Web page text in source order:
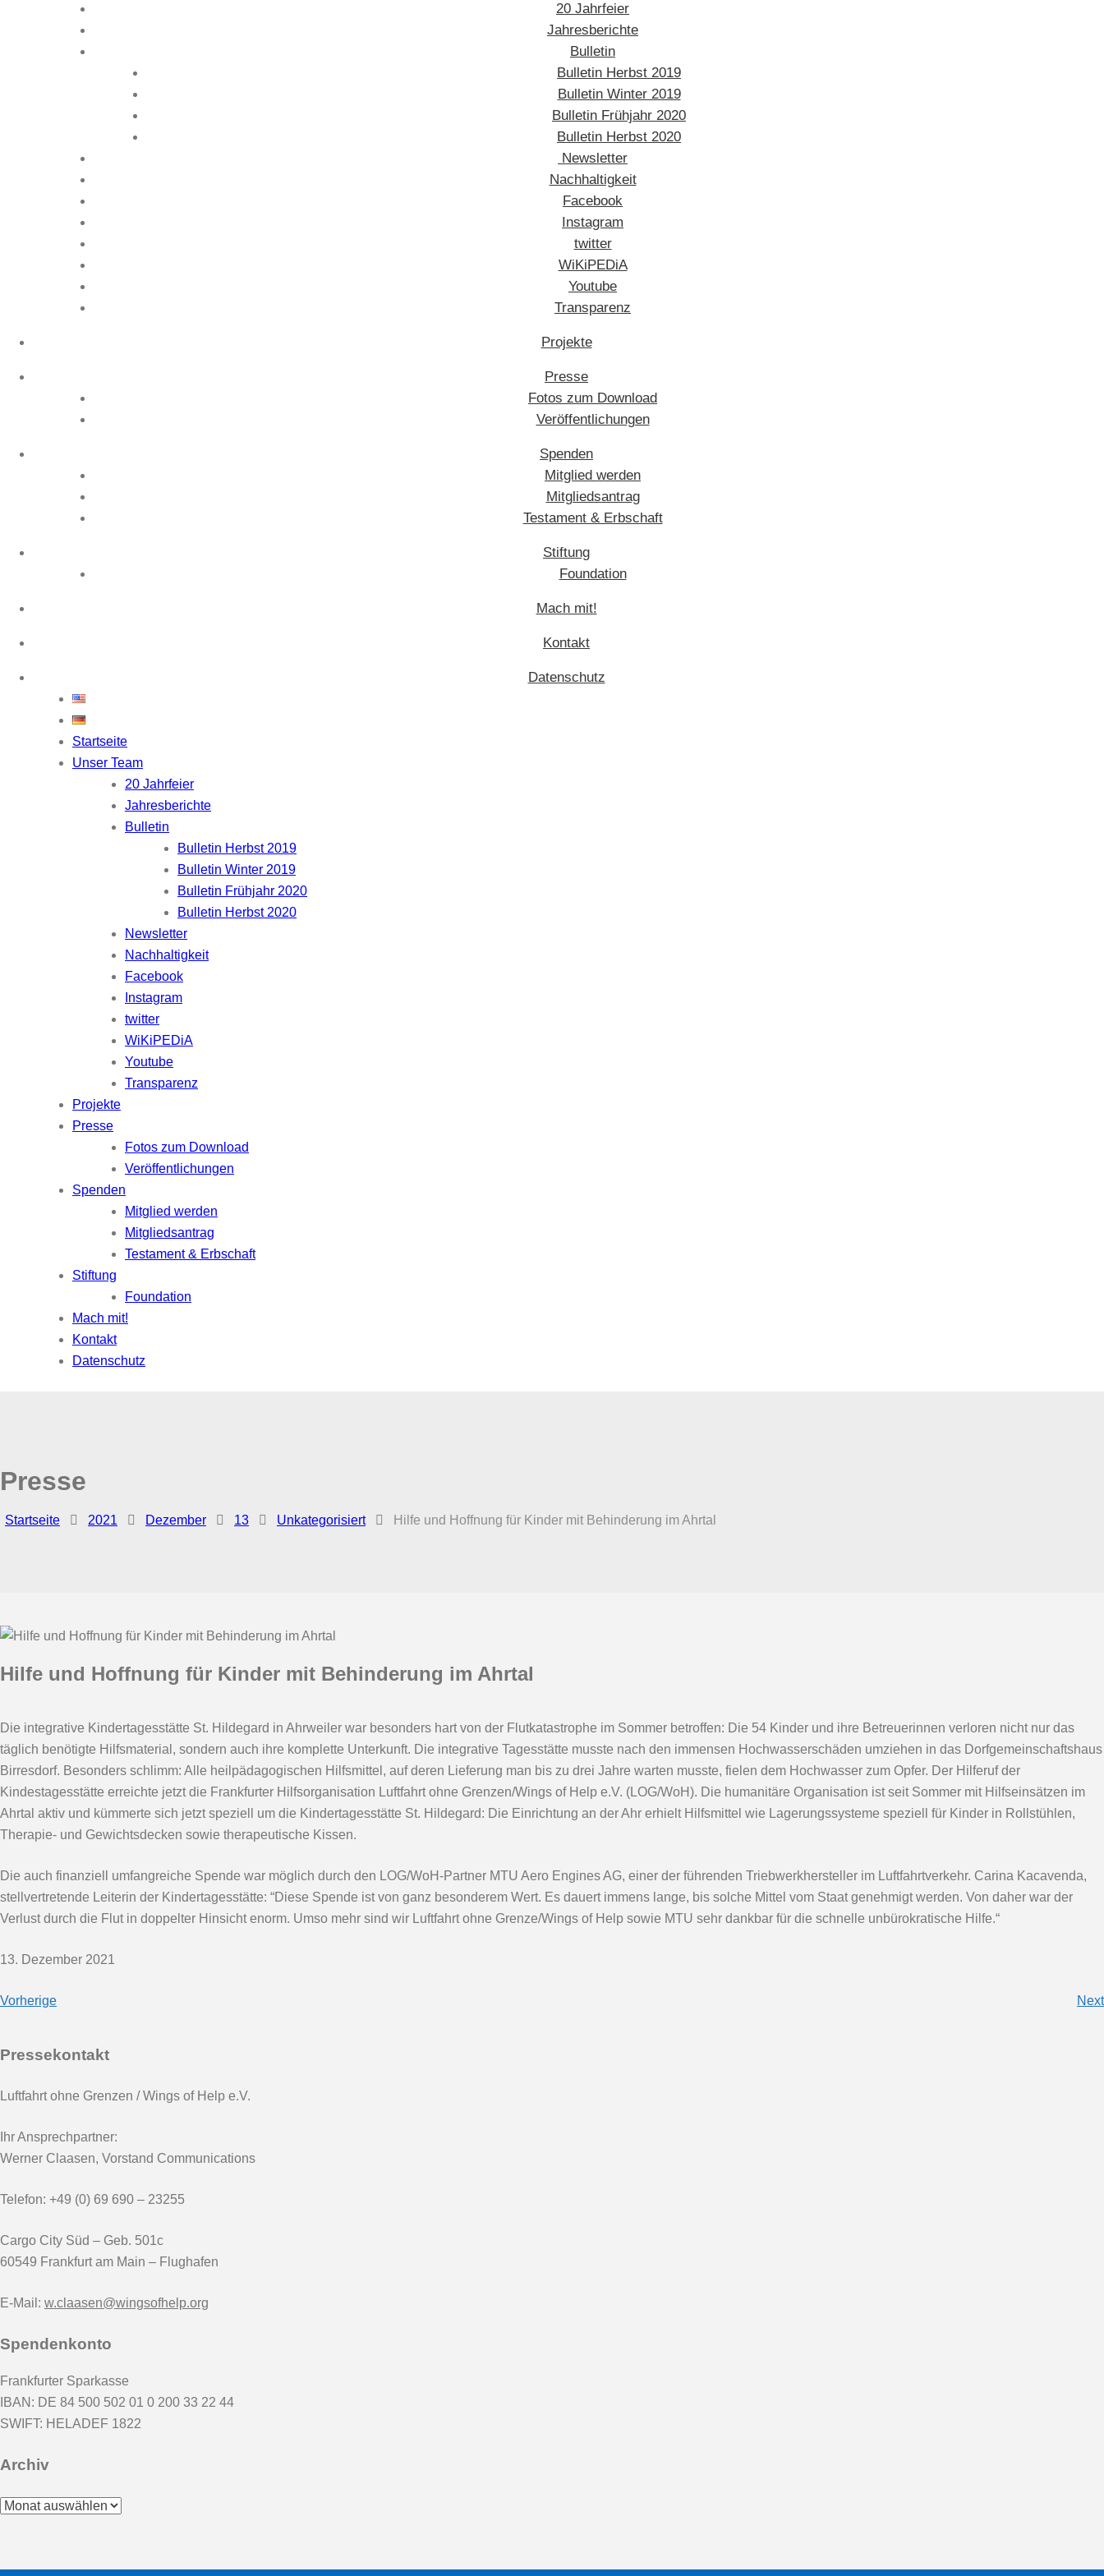
20 Jahrfeier
Jahresberichte
Bulletin
Bulletin Herbst 2019
Bulletin Winter 2019
Bulletin Frühjahr 2020
Bulletin Herbst 2020
Newsletter
Nachhaltigkeit
Facebook
Instagram
twitter
WiKiPEDiA
Youtube
Transparenz
Projekte
Presse
Fotos zum Download
Veröffentlichungen
Spenden
Mitglied werden
Mitgliedsantrag
Testament & Erbschaft
Stiftung
Foundation
Mach mit!
Kontakt
Datenschutz
Startseite
Unser Team
20 Jahrfeier
Jahresberichte
Bulletin
Bulletin Herbst 2019
Bulletin Winter 2019
Bulletin Frühjahr 2020
Bulletin Herbst 2020
Newsletter
Nachhaltigkeit
Facebook
Instagram
twitter
WiKiPEDiA
Youtube
Transparenz
Projekte
Presse
Fotos zum Download
Veröffentlichungen
Spenden
Mitglied werden
Mitgliedsantrag
Testament & Erbschaft
Stiftung
Foundation
Mach mit!
Kontakt
Datenschutz
Presse
Startseite 2021 Dezember 13 Unkategorisiert Hilfe und Hoffnung für Kinder mit Behinderung im Ahrtal
Hilfe und Hoffnung für Kinder mit Behinderung im Ahrtal
Die integrative Kindertagesstätte St. Hildegard in Ahrweiler war besonders hart von der Flutkatastrophe im Sommer betroffen: Die 54 Kinder und ihre Betreuerinnen verloren nicht nur das
täglich benötigte Hilfsmaterial, sondern auch ihre komplette Unterkunft. Die integrative Tagesstätte musste nach den immensen Hochwasserschäden umziehen in das Dorfgemeinschaftshaus
Birresdorf. Besonders schlimm: Alle heilpädagogischen Hilfsmittel, auf deren Lieferung man bis zu drei Jahre warten musste, fielen dem Hochwasser zum Opfer. Der Hilferuf der
Kindestagesstätte erreichte jetzt die Frankfurter Hilfsorganisation Luftfahrt ohne Grenzen/Wings of Help e.V. (LOG/WoH). Die humanitäre Organisation ist seit Sommer mit Hilfseinsätzen im
Ahrtal aktiv und kümmerte sich jetzt speziell um die Kindertagesstätte St. Hildegard: Die Einrichtung an der Ahr erhielt Hilfsmittel wie Lagerungssysteme speziell für Kinder in Rollstühlen,
Therapie- und Gewichtsdecken sowie therapeutische Kissen.
Die auch finanziell umfangreiche Spende war möglich durch den LOG/WoH-Partner MTU Aero Engines AG, einer der führenden Triebwerkhersteller im Luftfahrtverkehr. Carina Kacavenda,
stellvertretende Leiterin der Kindertagesstätte: “Diese Spende ist von ganz besonderem Wert. Es dauert immens lange, bis solche Mittel vom Staat genehmigt werden. Von daher war der
Verlust durch die Flut in doppelter Hinsicht enorm. Umso mehr sind wir Luftfahrt ohne Grenze/Wings of Help sowie MTU sehr dankbar für die schnelle unbürokratische Hilfe.“
13. Dezember 2021
Vorherige Next
Pressekontakt
Luftfahrt ohne Grenzen / Wings of Help e.V.
Ihr Ansprechpartner:
Werner Claasen, Vorstand Communications
Telefon: +49 (0) 69 690 – 23255
Cargo City Süd – Geb. 501c
60549 Frankfurt am Main – Flughafen
E-Mail: w.claasen@wingsofhelp.org
Spendenkonto
Frankfurter Sparkasse
IBAN: DE 84 500 502 01 0 200 33 22 44
SWIFT: HELADEF 1822
Archiv
Archiv